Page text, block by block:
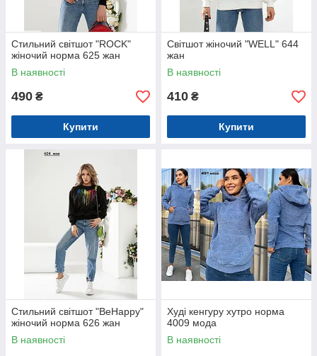
Стильний світшот "ROCK"
жіночий норма 625 жан
В наявності
490 ₴
Купити
Світшот жіночий "WELL" 644
жан
В наявності
410 ₴
Купити
Стильний світшот "BeHappy"
жіночий норма 626 жан
В наявності
Худі кенгуру хутро норма
4009 мода
В наявності